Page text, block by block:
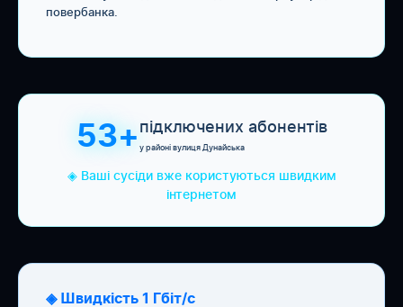
повербанка.
53+підключених абонентів
у районі вулиця Дунайська
◈ Ваші сусіди вже користуються швидким
інтернетом
◈ Швидкість 1 Гбіт/с